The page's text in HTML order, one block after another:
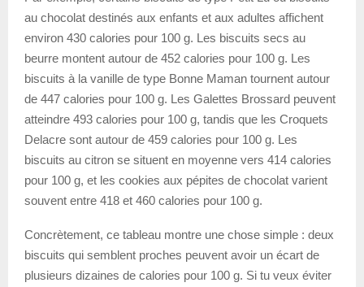
au chocolat destinés aux enfants et aux adultes affichent
environ 430 calories pour 100 g. Les biscuits secs au
beurre montent autour de 452 calories pour 100 g. Les
biscuits à la vanille de type Bonne Maman tournent autour
de 447 calories pour 100 g. Les Galettes Brossard peuvent
atteindre 493 calories pour 100 g, tandis que les Croquets
Delacre sont autour de 459 calories pour 100 g. Les
biscuits au citron se situent en moyenne vers 414 calories
pour 100 g, et les cookies aux pépites de chocolat varient
souvent entre 418 et 460 calories pour 100 g.
Concrètement, ce tableau montre une chose simple : deux
biscuits qui semblent proches peuvent avoir un écart de
plusieurs dizaines de calories pour 100 g. Si tu veux éviter